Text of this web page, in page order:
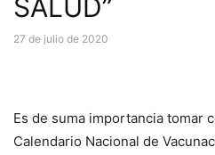
SALUD”
27 de julio de 2020
Es de suma importancia tomar
Calendario Nacional de